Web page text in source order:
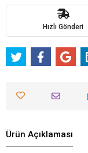
Hızlı Gönderi
Ürün Açıklaması